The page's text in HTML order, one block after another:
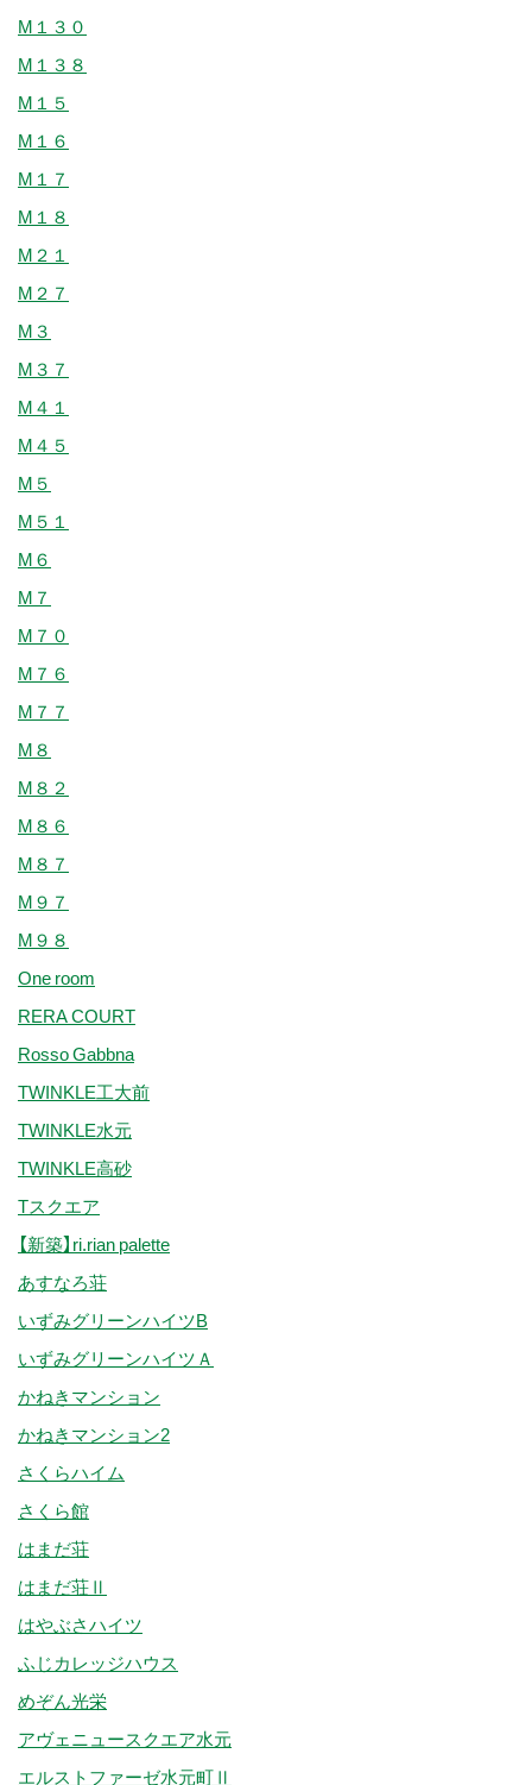
M１３０
M１３８
M１５
M１６
M１７
M１８
M２１
M２７
M３
M３７
M４１
M４５
M５
M５１
M６
M７
M７０
M７６
M７７
M８
M８２
M８６
M８７
M９７
M９８
One room
RERA COURT
Rosso Gabbna
TWINKLE工大前
TWINKLE水元
TWINKLE高砂
Tスクエア
【新築】ri.rian palette
あすなろ荘
いずみグリーンハイツB
いずみグリーンハイツＡ
かねきマンション
かねきマンション2
さくらハイム
さくら館
はまだ荘
はまだ荘Ⅱ
はやぶさハイツ
ふじカレッジハウス
めぞん光栄
アヴェニュースクエア水元
エルストファーゼ水元町Ⅱ